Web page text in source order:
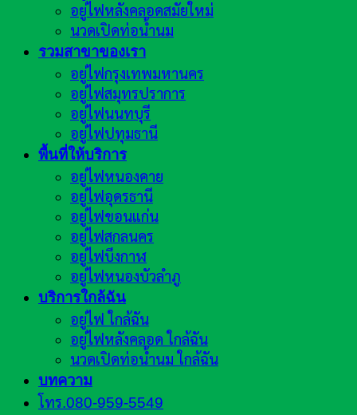
อยู่ไฟหลังคลอดสมัยใหม่
นวดเปิดท่อน้ำนม
รวมสาขาของเรา
อยู่ไฟกรุงเทพมหานคร
อยู่ไฟสมุทรปราการ
อยู่ไฟนนทบุรี
อยู่ไฟปทุมธานี
พื้นที่ให้บริการ
อยู่ไฟหนองคาย
อยู่ไฟอุดรธานี
อยู่ไฟขอนแก่น
อยู่ไฟสกลนคร
อยู่ไฟบึงกาฬ
อยู่ไฟหนองบัวลำภู
บริการใกล้ฉัน
อยู่ไฟ ใกล้ฉัน
อยู่ไฟหลังคลอด ใกล้ฉัน
นวดเปิดท่อน้ำนม ใกล้ฉัน
บทความ
โทร.080-959-5549